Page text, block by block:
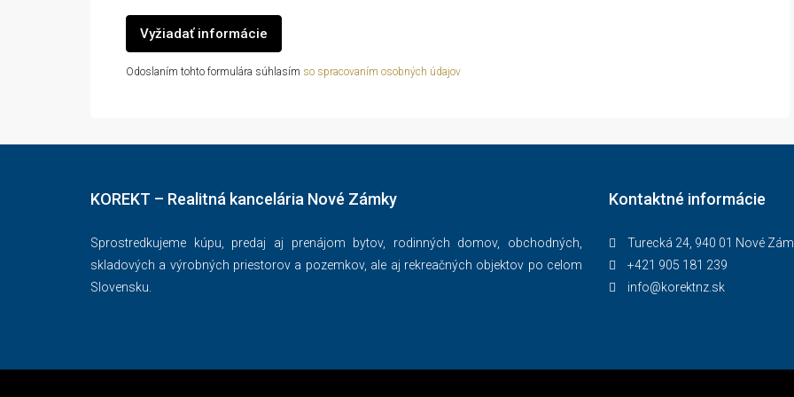
Vyžiadať informácie
Odoslaním tohto formulára súhlasím so spracovaním osobných údajov
KOREKT – Realitná kancelária Nové Zámky
Sprostredkujeme kúpu, predaj aj prenájom bytov, rodinných domov, obchodných,
skladových a výrobných priestorov a pozemkov, ale aj rekreačných objektov po celom
Slovensku.
Kontaktné informácie
Turecká 24, 940 01 Nové
+421 905 181 239
info@korektnz.sk